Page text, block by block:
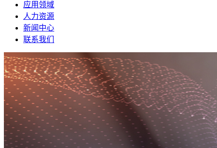
应用领域
人力资源
新闻中心
联系我们